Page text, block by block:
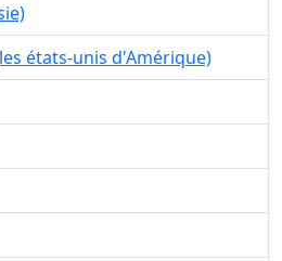
états-unis d'Amérique)